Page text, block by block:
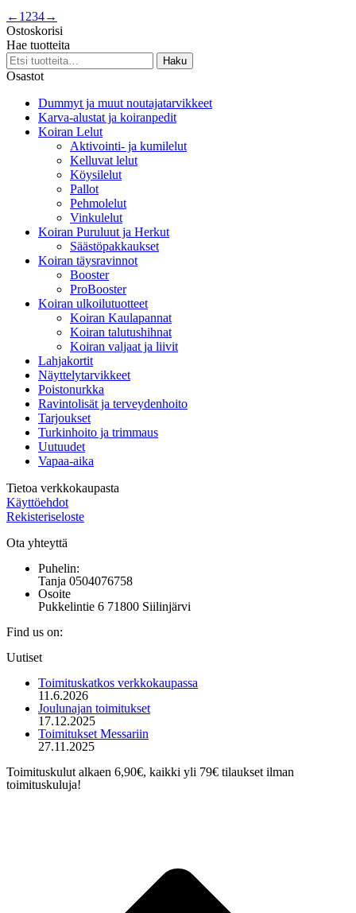
← 1 234→
Ostoskorisi
Hae tuotteita
Etsi:
Haku
Osastot
Dummyt ja muut noutajatarvikkeet
Karva-alustat ja koiranpedit
Koiran Lelut
Aktivointi- ja kumilelut
Kelluvat lelut
Köysilelut
Pallot
Pehmolelut
Vinkulelut
Koiran Puruluut ja Herkut
Säästöpakkaukset
Koiran täysravinnot
Booster
ProBooster
Koiran ulkoilutuotteet
Koiran Kaulapannat
Koiran talutushihnat
Koiran valjaat ja liivit
Lahjakortit
Näyttelytarvikkeet
Poistonurkka
Ravintolisät ja terveydenhoito
Tarjoukset
Turkinhoito ja trimmaus
Uutuudet
Vapaa-aika
Tietoa verkkokaupasta
Käyttöehdot
Rekisteriseloste
Ota yhteyttä
Puhelin:
Tanja 0504076758
Osoite
Pukkelintie 6 71800 Siilinjärvi
Find us on:
Mail
opens
new
window
Uutiset
Toimituskatkos verkkokaupassa
11.6.2026
Joulunajan toimitukset
17.12.2025
Toimitukset Messariin
27.11.2025
Toimituskulut alkaen 6,90€, kaikki yli 79€ tilaukset ilman
toimituskuluja!